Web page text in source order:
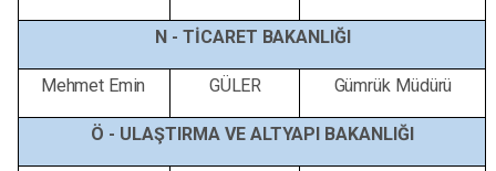
N -TİCARET BAKANLIĞI
Mehmet Emin GÜLER Gümrük Müdürü
Ö - ULAŞTIRMAVE ALTYAPI BAKANLIĞI